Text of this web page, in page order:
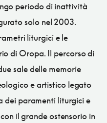
periodo di inattività
solo nel 2003.
liturgici e le
di Oropa. Il percorso di
sale delle memorie
e artistico legato
dei paramenti liturgici e
il grande ostensorio in